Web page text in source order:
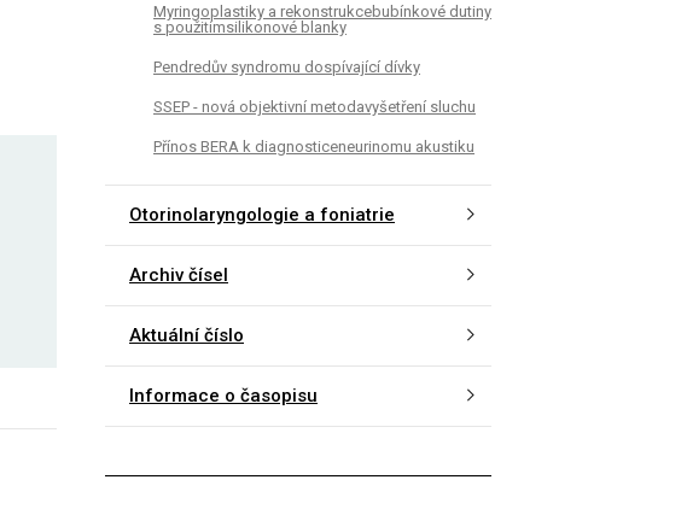
Myringoplastiky a rekonstrukcebubínkové dutiny
s použitímsilikonové blanky
Pendredův syndromu dospívající dívky
SSEP - nová objektivní metodavyšetření sluchu
Přínos BERA k diagnosticeneurinomu akustiku
Otorinolaryngologie a foniatrie
Archiv čísel
Aktuální číslo
Informace o časopisu